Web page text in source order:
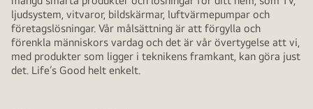
ljudsystem, vitvaror, bildskärmar, luftvärmepumpar och
företagslösningar. Vår målsättning är att förgylla och
förenkla människors vardag och det är vår övertygelse att vi,
med produkter som ligger i teknikens framkant, kan göra just
det. Life’s Good helt enkelt.